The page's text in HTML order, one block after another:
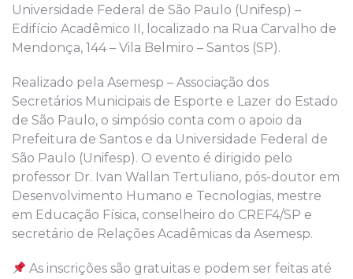
Universidade Federal de São Paulo (Unifesp) –
Edifício Acadêmico II, localizado na Rua Carvalho de
Mendonça, 144 – Vila Belmiro – Santos (SP).
Realizado pela Asemesp – Associação dos
Secretários Municipais de Esporte e Lazer do Estado
de São Paulo, o simpósio conta com o apoio da
Prefeitura de Santos e da Universidade Federal de
São Paulo (Unifesp). O evento é dirigido pelo
professor Dr. Ivan Wallan Tertuliano, pós-doutor em
Desenvolvimento Humano e Tecnologias, mestre
em Educação Física, conselheiro do CREF4/SP e
secretário de Relações Acadêmicas da Asemesp.
As inscrições são gratuitas e podem ser feitas até